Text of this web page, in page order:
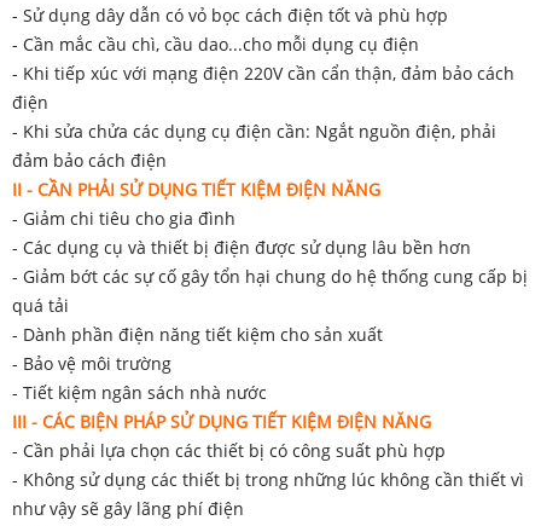
- Sử dụng dây dẫn có vỏ bọc cách điện tốt và phù hợp
- Cần mắc cầu chì, cầu dao...cho mỗi dụng cụ điện
- Khi tiếp xúc với mạng điện 220V cần cẩn thận, đảm bảo cách
điện
- Khi sửa chửa các dụng cụ điện cần: Ngắt nguồn điện, phải
đảm bảo cách điện
II - CẦN PHẢI SỬ DỤNG TIẾT KIỆM ĐIỆN NĂNG
- Giảm chi tiêu cho gia đình
- Các dụng cụ và thiết bị điện được sử dụng lâu bền hơn
- Giảm bớt các sự cố gây tổn hại chung do hệ thống cung cấp bị
quá tải
- Dành phần điện năng tiết kiệm cho sản xuất
- Bảo vệ môi trường
- Tiết kiệm ngân sách nhà nước
III - CÁC BIỆN PHÁP SỬ DỤNG TIẾT KIỆM ĐIỆN NĂNG
- Cần phải lựa chọn các thiết bị có công suất phù hợp
- Không sử dụng các thiết bị trong những lúc không cần thiết vì
như vậy sẽ gây lãng phí điện